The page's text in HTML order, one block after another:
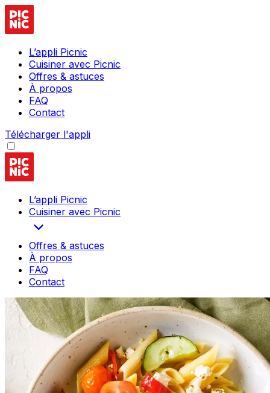
L’appli Picnic
Cuisiner avec Picnic
Offres & astuces
À propos
FAQ
Contact
Télécharger l'appli
L’appli Picnic
Cuisiner avec Picnic
Offres & astuces
À propos
FAQ
Contact